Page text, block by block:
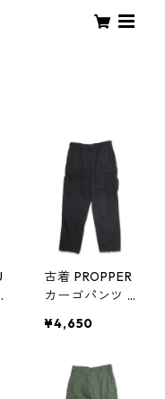
古着 PROPPER
カーゴパンツ B
ルニー リップ
ック 表記：M-R
gd410178n w
¥4,650